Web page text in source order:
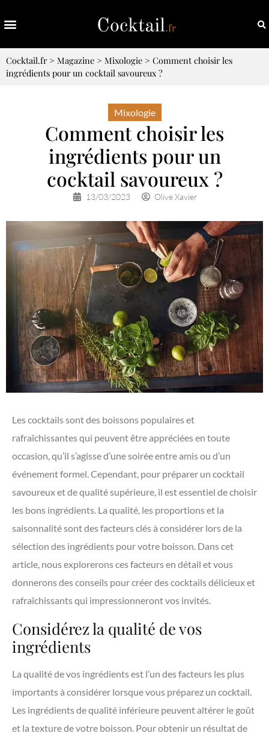
Cocktail.fr> Magazine > Mixologie > Comment choisir les
ingrédients pour un cocktail savoureux ?
Mixologie
Comment choisir les
ingrédients pour un
cocktail savoureux ?
13/03/2023 Olive Xavier
Les cocktails sont des boissons populaires et
rafraîchissantes qui peuvent être appréciées en toute
occasion, qu’il s’agisse d’une soirée entre amis ou d’un
événement formel. Cependant, pour préparer un cocktail
savoureux et de qualité supérieure, il est essentiel de choisir
les bons ingrédients. La qualité, les proportions et la
saisonnalité sont des facteurs clés à considérer lors de la
sélection des ingrédients pour votre boisson. Dans cet
article, nous explorerons ces facteurs en détail et vous
donnerons des conseils pour créer des cocktails délicieux et
rafraîchissants qui impressionneront vos invités.
Considérez la qualité de vos
ingrédients
La qualité de vos ingrédients est l’un des facteurs les plus
importants à considérer lorsque vous préparez un cocktail.
Les ingrédients de qualité inférieure peuvent altérer le goût
et la texture de votre boisson. Pour obtenir un résultat de